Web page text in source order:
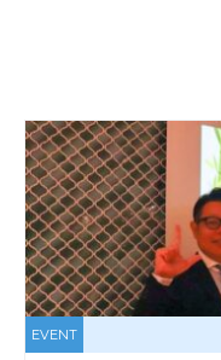
事業内容
採用情報
IR
お問い合わせ
EVENT